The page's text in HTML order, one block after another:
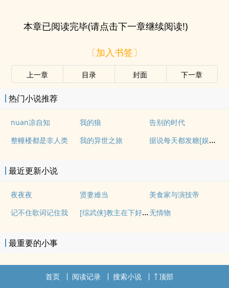
本章已阅读完毕(请点击下一章继续阅读!)
〔加入书签〕
上一章 目录 封面 下一章
热门小说推荐
nuan凉自知 我的狼
告别的时代
整幢楼都是非人类
我的异世之旅 据说每天都发糖[娱乐圈]
最近更新小说
夜夜夜 贤妻难当
美食家与演技帝
记不住歌词记住我
[综武侠]教主在下好大一盘棋无情物
最重要的小事
首页 阅读记录 搜索小说 顶部